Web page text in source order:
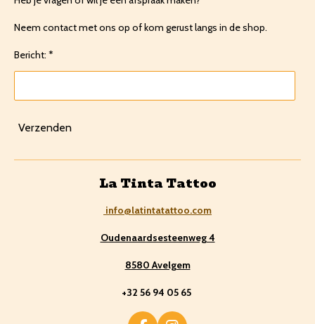
Neem contact met ons op of kom gerust langs in de shop.
Bericht: *
Verzenden
La Tinta Tattoo
info@latintatattoo.com
Oudenaardsesteenweg 4
8580 Avelgem
+32 56 94 05 65